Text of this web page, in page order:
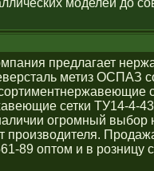
моделей до
предлагает
метиз ОСПАЗ
сетки ТУ14-4-
огромный
производителя.
89 оптом и в розницу